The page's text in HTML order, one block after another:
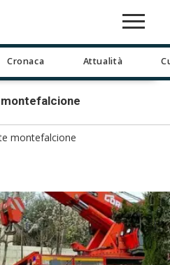
Cronaca Attualità
montefalcione